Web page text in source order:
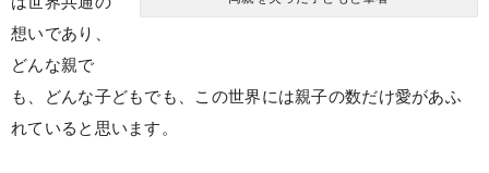
想いであり、
どんな親で
も、どんな子どもでも、この世界には親子の数だけ愛があふ
れていると思います。